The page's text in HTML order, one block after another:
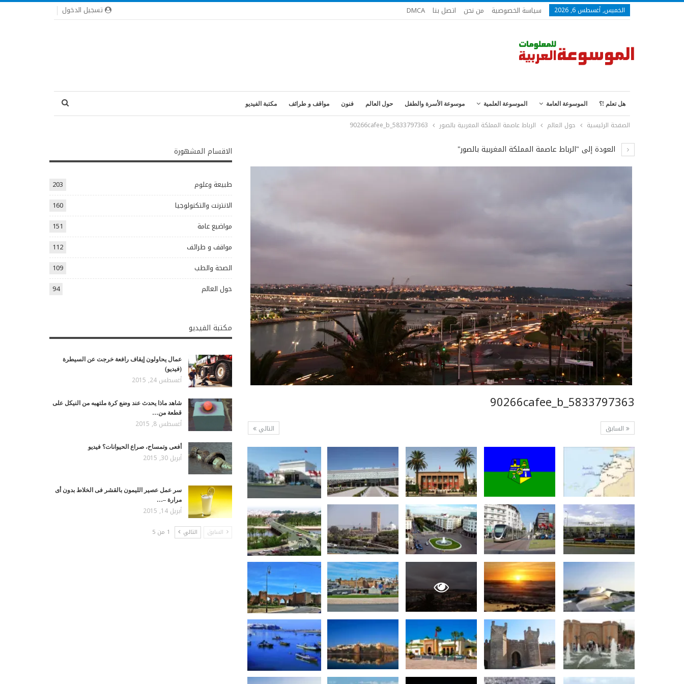
تسجيل الدخول الخميس, أغسطس 6, 2026 سياسة الخصوصية من نحن اتصل بنا DMCA
هل تعلم !؟ الموسوعة العامة الموسوعة العلمية موسوعة الأسرة والطفل حول العالم فنون مواقف و طرائف مكتبة الفيديو
الصفحة الرئيسية حول العالم الرباط عاصمة المملكة المغربية بالصور 5833797363_90266cafee_b
العودة إلى "الرباط عاصمة المملكة المغربية بالصور"
5833797363_90266cafee_b
التالي السابق
الاقسام المشهورة
طبيعة وعلوم
203
الانترنت والتكنولوجيا
160
مواضيع عامة
151
مواقف و طرائف
112
الصحة والطب
109
حول العالم
94
مكتبة الفيديو
عمال يحاولون إيقاف رافعة خرجت عن السيطرة
(فيديو)
أغسطس 24, 2015
شاهد ماذا يحدث عند وضع كرة ملتهبه من النيكل على
قطعة من…
أغسطس 8, 2015
أفعى وتمساح، صراع الحيوانات؟ فيديو
أبريل 30, 2015
سر عمل عصير الليمون بالقشر فى الخلاط بدون أى
مرارة –…
أبريل 14, 2015
السابق التالي 1 من 5